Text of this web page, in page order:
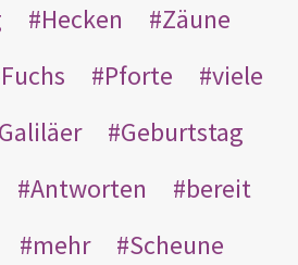
Hecken
Zäune
Fuchs Pforte
viele
Galiläer
Geburtstag
Antworten
bereit
mehr Scheune